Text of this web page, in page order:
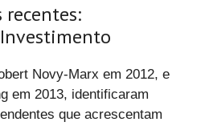
recentes:
Novy-Marx em 2012, e
em 2013, identificaram
que acrescentam